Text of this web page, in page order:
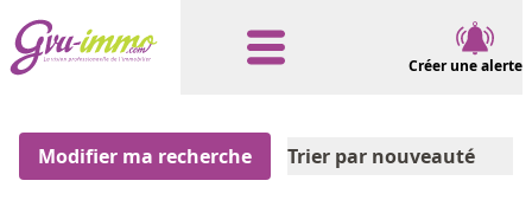
Créer une alerte
Modifier ma recherche Trier par nouveauté